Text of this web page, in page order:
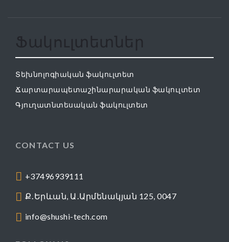
Ֆակուլտետներ
Տեխնոլոգիական ֆակուլտետ
Ճարտարապետաշինարարական ֆակուլտետ
Գյուղատնտեսական ֆակուլտետ
CONTACT US
+37496939111
Ք․Երևան, Ա․Արմենակյան 125, 0047
info@shushi-tech.com